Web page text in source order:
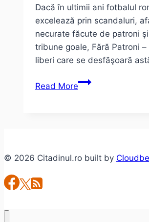
Dacă în ultimii ani fotbalul
excelează prin scandaluri,
necurate făcute de patroni
tribune goale, Fără Patroni
liberi care se desfăşoară
Read MoreTurneul
de
© 2026 Citadinul.ro built by